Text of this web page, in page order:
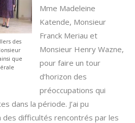
des
que
Mme Madeleine
Katende, Monsieur
Franck Meriau et
Monsieur Henry Wazne,
pour faire un tour
d’horizon des
préoccupations qui
dans la période. J’ai pu
des difficultés rencontrés par les